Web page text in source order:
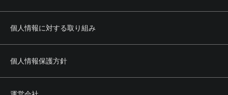
個人情報に対する取り組み
個人情報保護方針